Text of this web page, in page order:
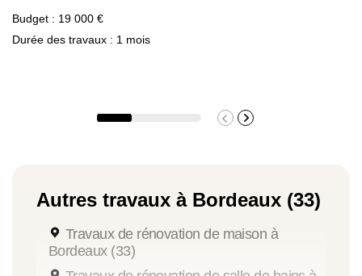
Budget : 19 000 €
Durée des travaux : 1 mois
Autres travaux à Bordeaux (33)
Travaux de rénovation de maison à
Bordeaux (33)